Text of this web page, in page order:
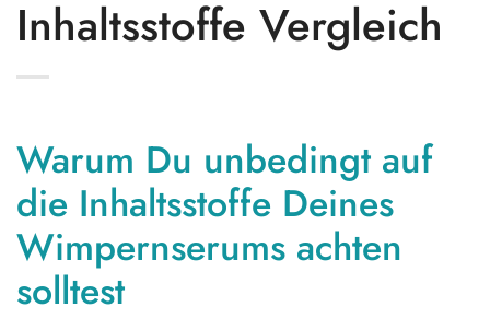
Inhaltsstoffe Vergleich
Warum Du unbedingt auf
die Inhaltsstoffe Deines
Wimpernserums achten
solltest